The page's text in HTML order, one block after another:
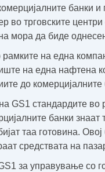
банки
во трговските
мора да биде
на една
на една нафтена
до комерцијалните
GS1 стандардите во
банки знаат
таа готовина.
средствата на
за управување со